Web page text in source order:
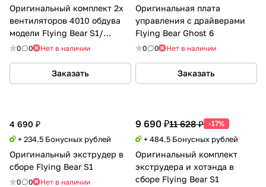
Оригинальный комплект 2х
вентиляторов 4010 обдува
модели Flying Bear S1/
Reborn 3
0 0 Нет в наличии
Заказать
Оригинальная плата
управления с драйверами
Flying Bear Ghost 6
0 0 Нет в наличии
Заказать
4 690 ₽
+ 234.5 Бонусных рублей
Оригинальный экструдер в
сборе Flying Bear S1
0 0 Нет в наличии
9 690 ₽11 628 ₽ -17%
+ 484.5 Бонусных рублей
Оригинальный комплект
экструдера и хотэнда в
сборе Flying Bear S1